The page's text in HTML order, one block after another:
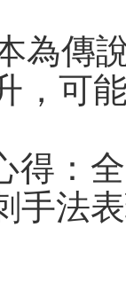
為傳
，可
得：
手法